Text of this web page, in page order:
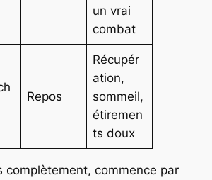
un vrai
combat
Repos
Récupér
ation,
sommeil,
étiremen
ts doux
complètement, commence par